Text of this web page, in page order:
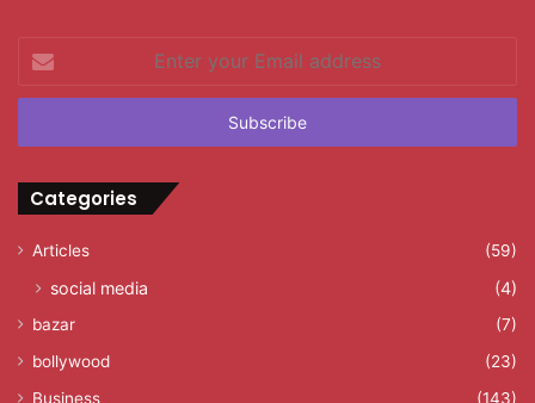
your
Email
Categories
Articles (59)
social media (4)
bazar
(7)
bollywood
(23)
Business
(143)